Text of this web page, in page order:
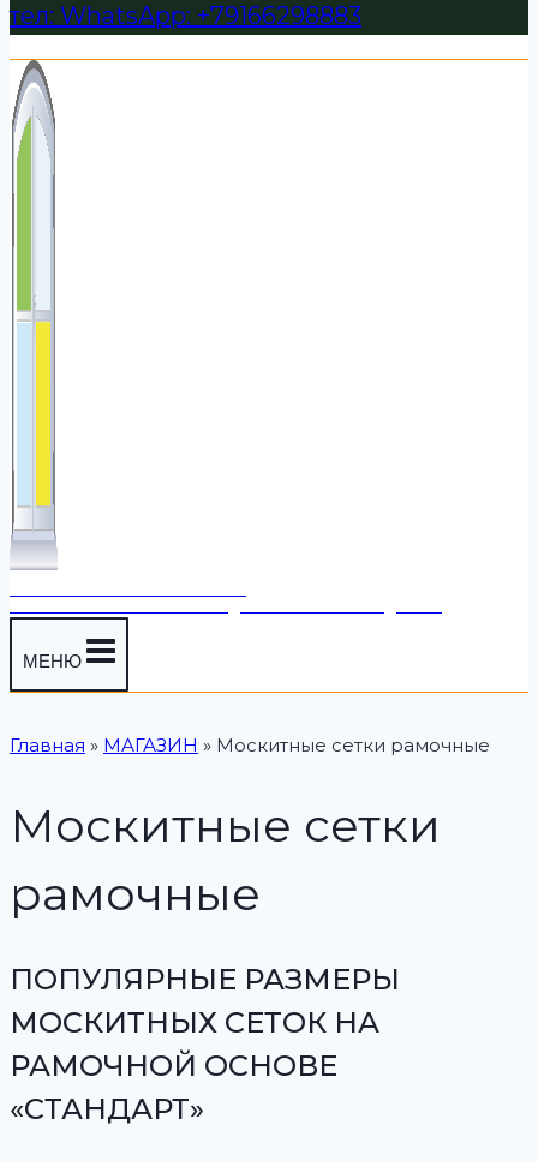
тел: WhatsApp: +79166298883
МЕНЮ
Главная » МАГАЗИН » Москитные сетки рамочные
Москитные сетки
рамочные
ПОПУЛЯРНЫЕ РАЗМЕРЫ
МОСКИТНЫХ СЕТОК НА
РАМОЧНОЙ ОСНОВЕ
«СТАНДАРТ»